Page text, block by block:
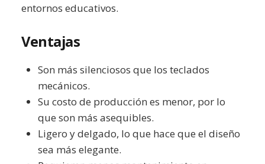
entornos educativos.
Ventajas
Son más silenciosos que los teclados
mecánicos.
Su costo de producción es menor, por lo
que son más asequibles.
Ligero y delgado, lo que hace que el diseño
sea más elegante.